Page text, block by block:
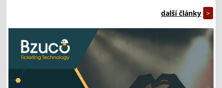
další články >